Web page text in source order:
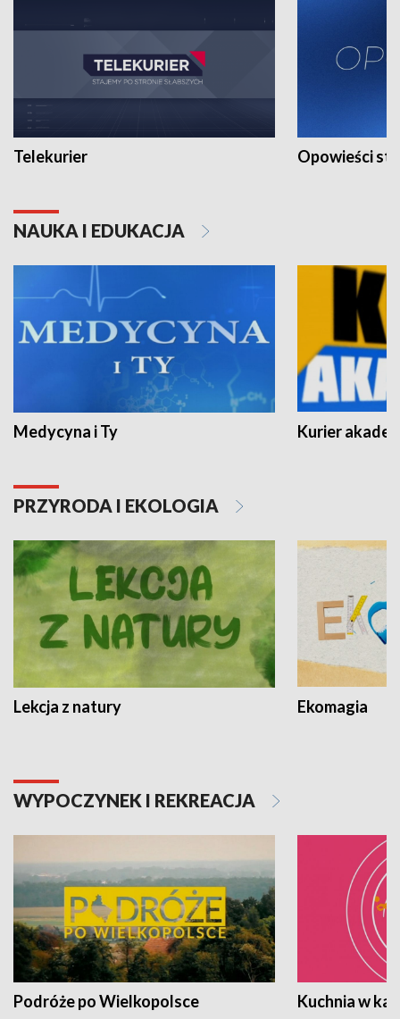
Telekurier Opowieści
NAUKA I EDUKACJA
Medycyna i Ty Kurier
PRZYRODA I EKOLOGIA
Lekcja z natury Ekomagia
WYPOCZYNEK I REKREACJA
Podróże po Wielkopolsce Kuchnia w